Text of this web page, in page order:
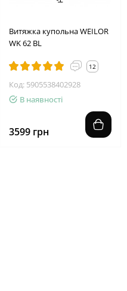
Витяжка купольна WEILOR
WK 62 BL
12
Код: 5905538402928
В наявності
3599 грн